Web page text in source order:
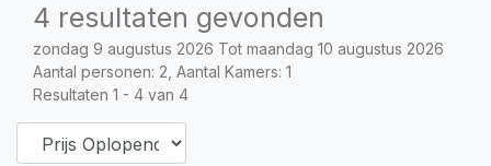
4 resultaten gevonden
zondag 9 augustus 2026 Tot maandag 10 augustus 2026
Aantal personen: 2, Aantal Kamers: 1
Resultaten 1 - 4 van 4